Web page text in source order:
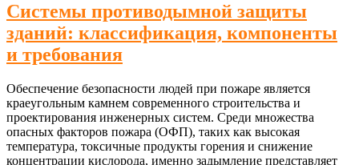
Системы противодымной защиты
зданий: классификация, компоненты
и требования
Обеспечение безопасности людей при пожаре является
краеугольным камнем современного строительства и
проектирования инженерных систем. Среди множества
опасных факторов пожара (ОФП), таких как высокая
температура, токсичные продукты горения и снижение
концентрации кислорода, именно задымление представляет